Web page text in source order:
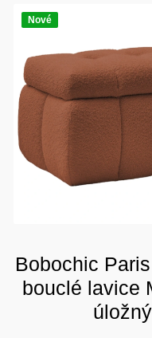
Nové
Bobochic
bouclé lavice